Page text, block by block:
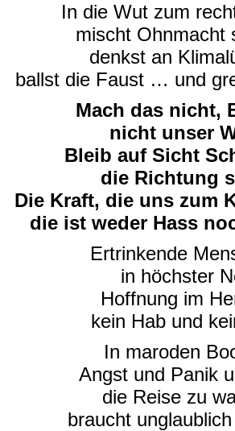
In die Wut zum
mischt Ohnmacht
denkst an
ballst die Faust … und
Mach das nicht,
nicht unser
Bleib auf Sicht
die Richtung
Die Kraft, die uns zum
die ist weder Hass
Ertrinkende
in höchster
Hoffnung im
kein Hab und
In maroden
Angst und Panik
die Reise zu
braucht